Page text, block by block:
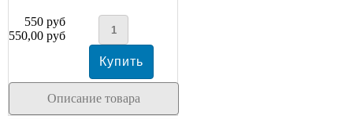
550 руб
550,00 руб
Описание товара